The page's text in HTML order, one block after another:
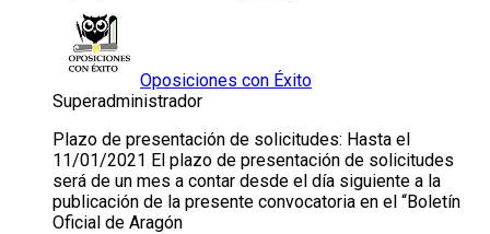
Oposiciones con Éxito
Superadministrador
Plazo de presentación de solicitudes: Hasta el
11/01/2021 El plazo de presentación de solicitudes
será de un mes a contar desde el día siguiente a la
publicación de la presente convocatoria en el “Boletín
Oficial de Aragón